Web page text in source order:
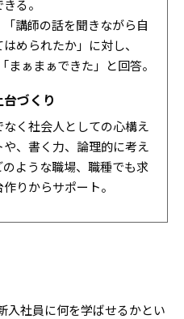
る。
「講師の話を聞きながら自
められたか」に対し、
まぁまぁできた」と回答。
づくり
く社会人としての心構え
、書く力、論理的に考え
ような職場、職種でも求
りからサポート。
入社員に何を学ばせるかとい